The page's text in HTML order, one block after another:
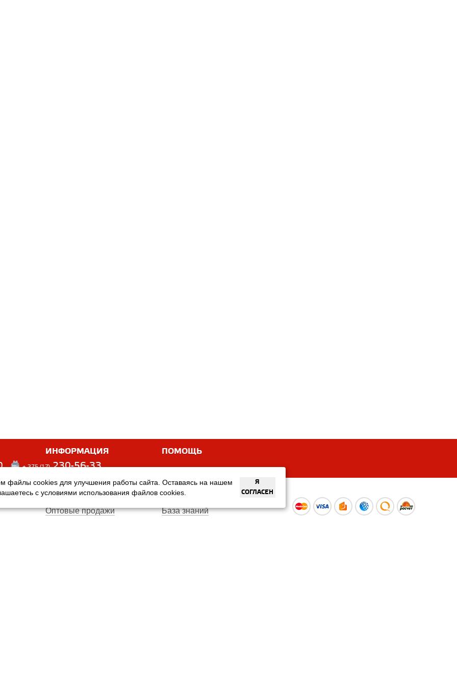
ИНФОРМАЦИЯ ПОМОЩЬ
+ 375 (17) 230-56-33
Оплата
Оптовые продажи
Услуги
База знаний
файлы cookies для улучшения работы сайта. Оставаясь на нашем
с условиями использования файлов cookies.
Я
СОГЛАСЕН